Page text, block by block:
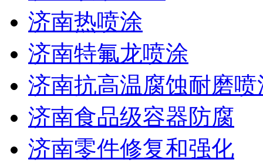
济南热喷涂
济南特氟龙喷涂
济南抗高温腐蚀耐磨喷
济南食品级容器防腐
济南零件修复和强化